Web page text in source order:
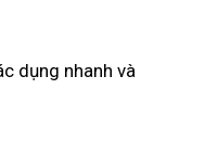
dụng nhanh và